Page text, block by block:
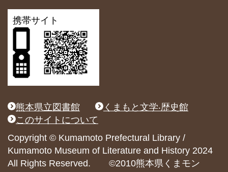
携帯サイト
熊本県立図書館
くまもと文学‧歴史館
このサイトについて
Copyright © Kumamoto Prefectural Library /
Kumamoto Museum of Literature and History 2024
All Rights Reserved. ©2010熊本県くまモン